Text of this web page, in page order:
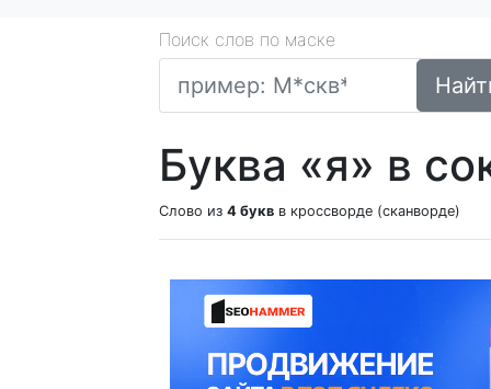
Поиск слов по маске
Буква «я» в
Слово из 4 букв в кроссворде (сканворде)